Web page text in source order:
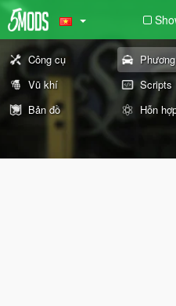
Công cụ
Vũ khí
Scripts
Bản đồ
Hỗn